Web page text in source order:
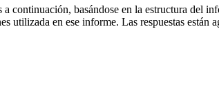
continuación, basándose en la estructura del
utilizada en ese informe. Las respuestas están